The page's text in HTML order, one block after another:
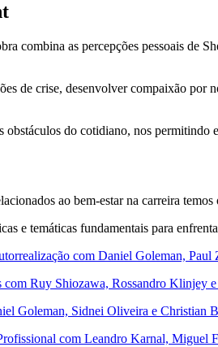
combina as percepções pessoais de
de crise, desenvolver compaixão
obstáculos do cotidiano, nos
ao bem-estar na carreira
e temáticas fundamentais para
com Daniel Goleman, Paul
com Ruy Shiozawa, Rossandro Klinjey
Goleman, Sidnei Oliveira e Christian
com Leandro Karnal, Miguel